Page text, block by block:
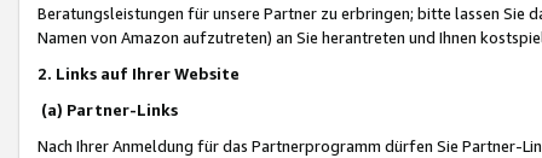
Beratungsleistungen für unsere Partner zu erbringen; bitte lassen Sie
Namen von Amazon aufzutreten) an Sie herantreten und Ihnen
2. Links auf Ihrer Website
(a) Partner-Links
Nach Ihrer Anmeldung für das Partnerprogramm dürfen Sie Partner-